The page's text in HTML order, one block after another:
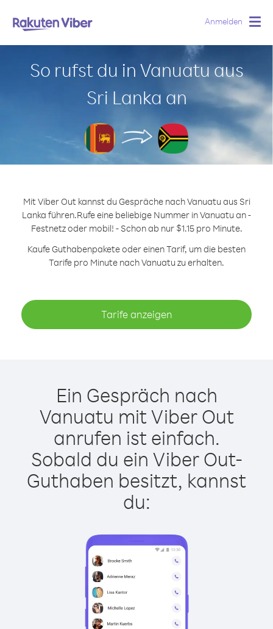
Anmelden
So rufst du in Vanuatu aus
Sri Lanka an
Mit Viber Out kannst du Gespräche nach Vanuatu aus Sri
Lanka führen.Rufe eine beliebige Nummer in Vanuatu an -
Festnetz oder mobil! - Schon ab nur $1.15 pro Minute.
Kaufe Guthabenpakete oder einen Tarif, um die besten
Tarife pro Minute nach Vanuatu zu erhalten.
Tarife anzeigen
Ein Gespräch nach
Vanuatu mit Viber Out
anrufen ist einfach.
Sobald du ein Viber Out-
Guthaben besitzt, kannst
du: